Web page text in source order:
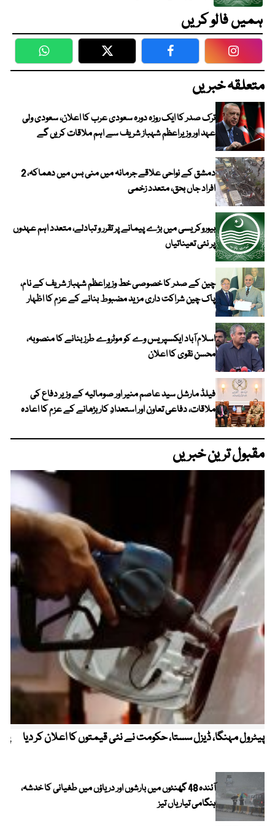
ہمیں فالو کریں
WhatsApp Twitter Facebook
متعلقہ خبریں
ترک صدر کا ایک روزہ دورہ سعودی عرب کا اعلان، سعودی ولی
عہد اور وزیراعظم شہباز شریف سے اہم ملاقات کریں گے
دمشق کے نواحی علاقے جرمانہ میں منی بس میں دھماکہ، 2
افراد جاں بحق، متعدد زخمی
بیوروکریسی میں بڑے پیمانے پر تقرر و تبادلے، متعدد اہم عہدوں
پر نئی تعیناتیاں
چین کے صدر کا خصوصی خط وزیراعظم شہباز شریف کے نام،
پاک چین شراکت داری مزید مضبوط بنانے کے عزم کا اظہار
اسلام آباد ایکسپریس وے کو موٹروے طرز بنانے کا منصوبہ،
محسن نقوی کا اعلان
فیلڈ مارشل سید عاصم منیر اور صومالیہ کے وزیر دفاع کی
ملاقات، دفاعی تعاون اور استعدادِ کار بڑھانے کے عزم کا اعادہ
مقبول ترین خبریں
پیٹرول مہنگا، ڈیزل سستا، حکومت نے نئی قیمتوں کا اعلان کر دیا
آئندہ 48 گھنٹوں میں بارشوں اور دریاؤں میں طغیانی کا خدشہ،
ہنگامی تیاریاں تیز